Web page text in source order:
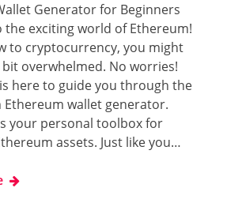
Generator for Beginners
the exciting world of Ethereum!
to cryptocurrency, you might
bit overwhelmed. No worries!
here to guide you through the
Ethereum wallet generator.
your personal toolbox for
assets. Just like you…